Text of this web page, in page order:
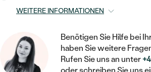
VON HAND GRAVIERTE
GESTALTE EINEN RING
WÄHLE EINEN RING
DIAMANTEN ZUM
ARMBÄNDER
SCHMUCKSET
HERRENSCHMUCK
OHRHÄNGER
HERZ
PERSONALISIERT
MIT STERNZEICHEN
MINIMALISTISCH
MINIMALISTISCHE
WEITERE INFORMATIONEN
Benötigen Sie Hilfe bei
haben Sie weitere
Rufen Sie uns an unter